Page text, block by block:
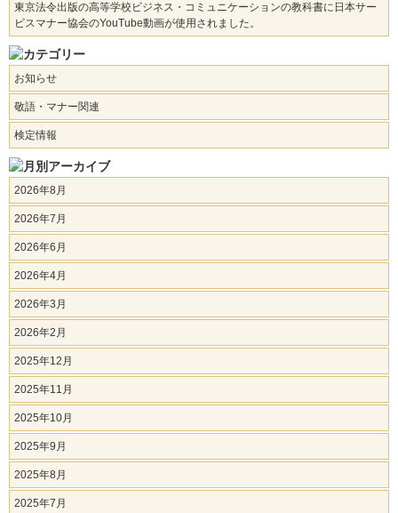
東京法令出版の高等学校ビジネス・コミュニケーションの教科書に日本サー
ビスマナー協会のYouTube動画が使用されました。
お知らせ
敬語・マナー関連
検定情報
2026年8月
2026年7月
2026年6月
2026年4月
2026年3月
2026年2月
2025年12月
2025年11月
2025年10月
2025年9月
2025年8月
2025年7月